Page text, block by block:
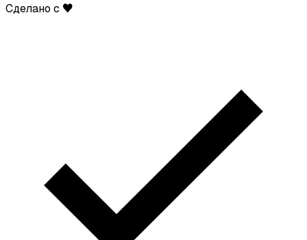
Сделано с ♥